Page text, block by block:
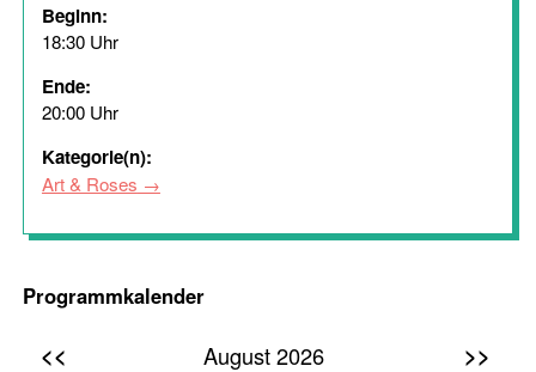
Beginn:
18:30 Uhr
Ende:
20:00 Uhr
Kategorie(n):
Art & Roses
Programmkalender
<< August 2026 >>